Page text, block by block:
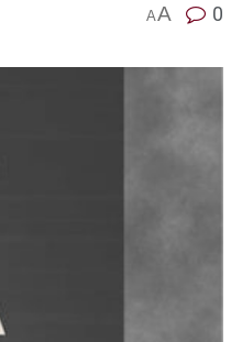
AA 0